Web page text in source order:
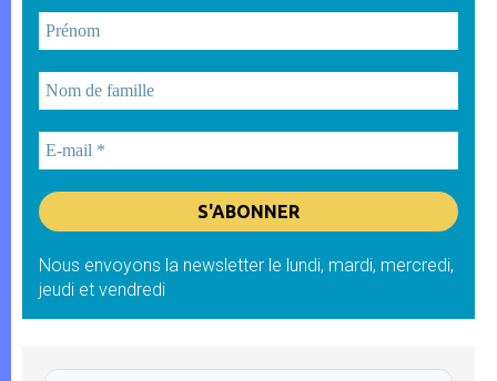
Nous envoyons la newsletter le lundi, mardi, mercredi,
jeudi et vendredi